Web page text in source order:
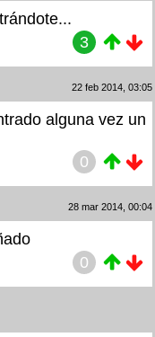
3
22 feb 2014, 03:05
alguna vez un
0
28 mar 2014, 00:04
0